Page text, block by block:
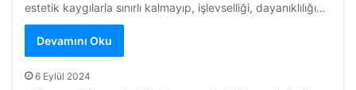
estetik kaygılarla sınırlı kalmayıp, işlevselliği, dayanıklılığı…
Devamını Oku
6 Eylül 2024